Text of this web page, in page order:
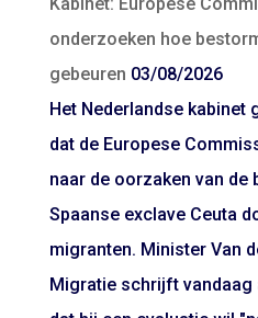
onderzoeken hoe
gebeuren 03/08/2026
Het Nederlandse kabinet
dat de Europese
naar de oorzaken van de
Spaanse exclave Ceuta
migranten. Minister Van
Migratie schrijft vandaag